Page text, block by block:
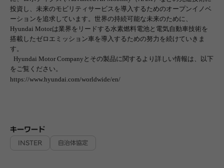
投資し、未来のモビリティサービスを導入するためのオープンイノベ
ーションを追求しています。世界の持続可能な未来のために、
Hyundai Motorは業界をリードする水素燃料電池と電気自動車技術を
搭載したゼロエミッション車を導入するための努力を続けていきま
す。
Hyundai Motor Company とその製品に関するより詳しい情報は、以下
をご覧ください。
https://www.hyundai.com/worldwide/en/
キーワード
INSTER 自治体協定